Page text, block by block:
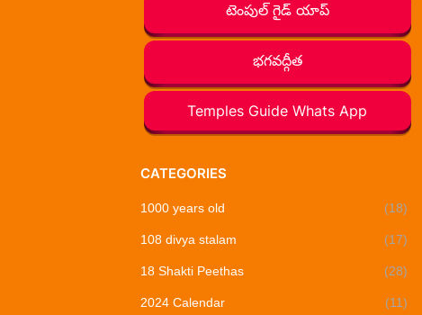
టెంపుల్ గైడ్ యాప్
భగవద్గీత
Temples Guide Whats App
CATEGORIES
1000 years old (18)
108 divya stalam (17)
18 Shakti Peethas (28)
2024 Calendar (11)